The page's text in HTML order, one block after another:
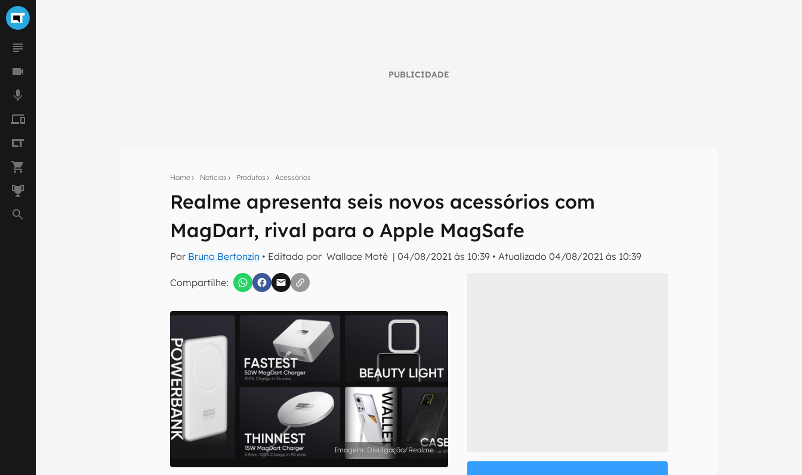
PUBLICIDADE
Home Notícias Produtos Acessórios
Realme apresenta seis novos acessórios com
MagDart, rival para o Apple MagSafe
Por Bruno Bertonzin • Editado por Wallace Moté |04/08/2021 às 10:39 •Atualizado04/08/2021 às 10:39
Compartilhe:
Seu resumo inteligente do mundo tech!
Assine a newsletter do Canaltech e receba notícias e reviews sobre tecnologia em primeira
mão.
inscreva-se
Confirmo que li, aceito e concordo com os Termos de Uso e Política de Privacidade do Canaltech.
Divulgação/Realme